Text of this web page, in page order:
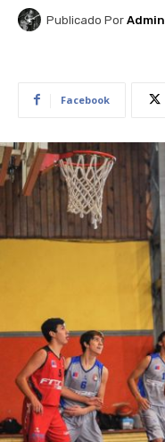
Publicado Por Admin
Facebook